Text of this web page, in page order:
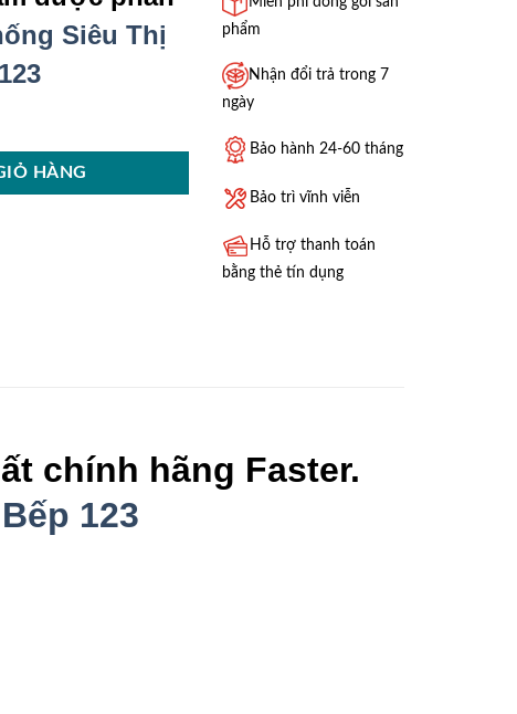
Siêu Thị
HÀNG
phẩm
Nhận đổi trả trong 7
ngày
Bảo hành 24-60 tháng
Bảo trì vĩnh viễn
Hỗ trợ thanh toán
bằng thẻ tín dụng
chính hãng Faster.
123